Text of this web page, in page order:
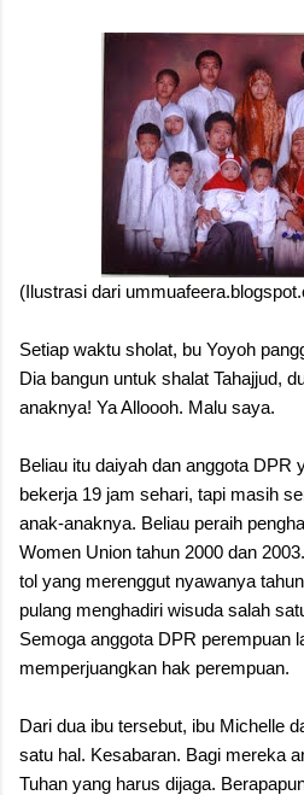
(Ilustrasi dari
Setiap waktu sholat, bu Yoyoh
Dia bangun untuk shalat Tahajjud,
anaknya! Ya Alloooh. Malu saya.
Beliau itu daiyah dan anggota DPR
bekerja 19 jam sehari, tapi masih
anak-anaknya. Beliau peraih
Women Union tahun 2000 dan
tol yang merenggut nyawanya
pulang menghadiri wisuda salah
Semoga anggota DPR perempuan
memperjuangkan hak perempuan.
Dari dua ibu tersebut, ibu Michelle
satu hal. Kesabaran. Bagi mereka
Tuhan yang harus dijaga.